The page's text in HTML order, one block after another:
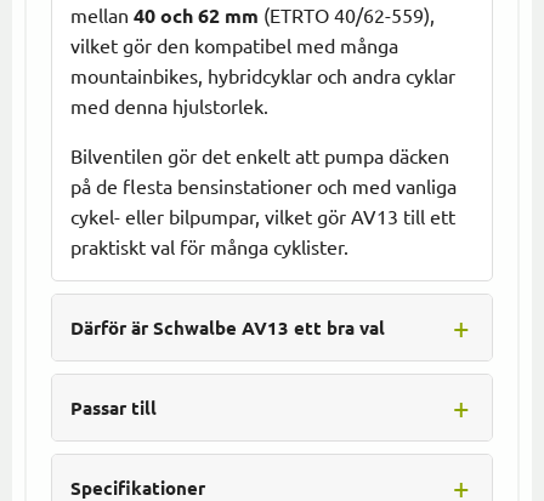
mellan 40 och 62 mm (ETRTO 40/62-559),
vilket gör den kompatibel med många
mountainbikes, hybridcyklar och andra cyklar
med denna hjulstorlek.
Bilventilen gör det enkelt att pumpa däcken
på de flesta bensinstationer och med vanliga
cykel- eller bilpumpar, vilket gör AV13 till ett
praktiskt val för många cyklister.
Därför är Schwalbe AV13 ett bra val
Passar till
Specifikationer